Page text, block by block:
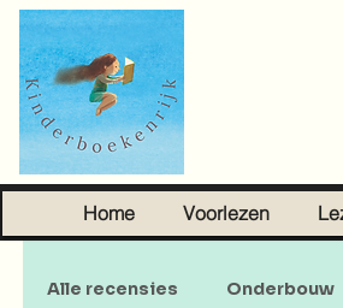
Home Voorlezen
Alle recensies Onderbouw